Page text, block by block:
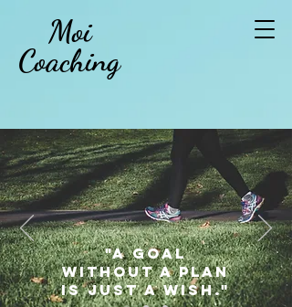
Moi
Coaching
"a goal
without a plan
is just a wish."